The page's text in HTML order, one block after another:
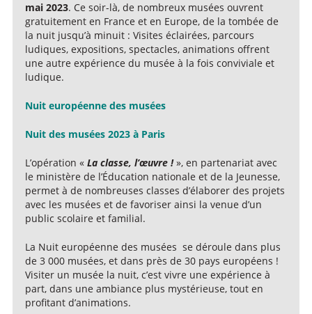
mai 2023. Ce soir-là, de nombreux musées ouvrent
gratuitement en France et en Europe, de la tombée de
la nuit jusqu’à minuit : Visites éclairées, parcours
ludiques, expositions, spectacles, animations offrent
une autre expérience du musée à la fois conviviale et
ludique.
Nuit européenne des musées
Nuit des musées 2023 à Paris
L’opération « La classe, l’œuvre ! », en partenariat avec
le ministère de l’Éducation nationale et de la Jeunesse,
permet à de nombreuses classes d’élaborer des projets
avec les musées et de favoriser ainsi la venue d’un
public scolaire et familial.
La Nuit européenne des musées se déroule dans plus
de 3 000 musées, et dans près de 30 pays européens !
Visiter un musée la nuit, c’est vivre une expérience à
part, dans une ambiance plus mystérieuse, tout en
profitant d’animations.